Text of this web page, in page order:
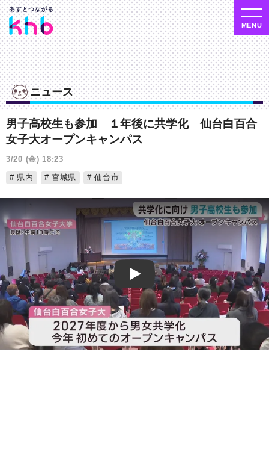
ニュース
男子高校生も参加 １年後に共学化 仙台白百合
女子大オープンキャンパス
3/20 (金) 18:23
県内
宮城県 仙台市
Play